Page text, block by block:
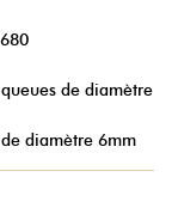
de diamètre
diamètre 6mm